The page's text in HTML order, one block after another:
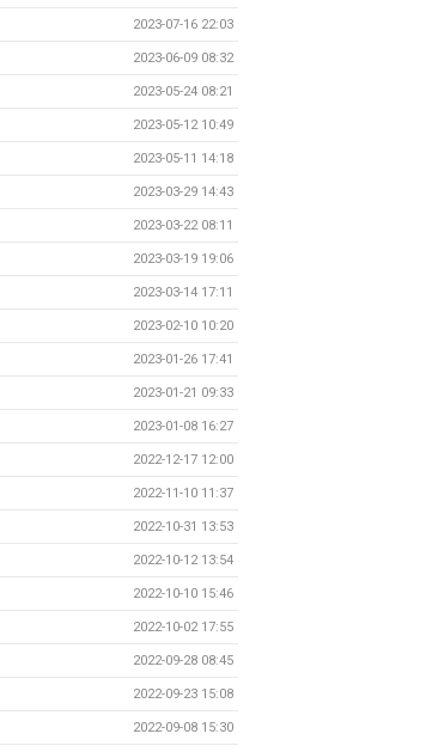
2023-07-16 22:03
2023-06-09 08:32
2023-05-24 08:21
2023-05-12 10:49
2023-05-11 14:18
2023-03-29 14:43
2023-03-22 08:11
2023-03-19 19:06
2023-03-14 17:11
2023-02-10 10:20
2023-01-26 17:41
2023-01-21 09:33
2023-01-08 16:27
2022-12-17 12:00
2022-11-10 11:37
2022-10-31 13:53
2022-10-12 13:54
2022-10-10 15:46
2022-10-02 17:55
2022-09-28 08:45
2022-09-23 15:08
2022-09-08 15:30